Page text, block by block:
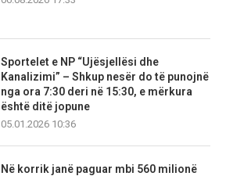
Sportelet e NP “Ujësjellësi dhe
Kanalizimi” – Shkup nesër do të punojnë
nga ora 7:30 deri në 15:30, e mërkura
është ditë jopune
05.01.2026 10:36
Në korrik janë paguar mbi 560 milionë